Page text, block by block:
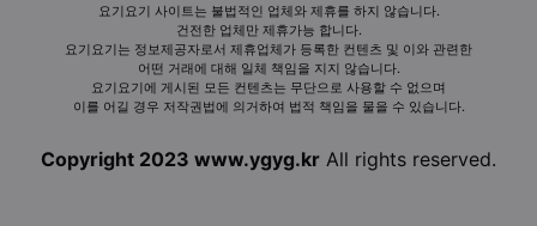
요기요기 사이트는 불법적인 업체와 제휴를 하지 않습니다.
건전한 업체만 제휴가능 합니다.
요기요기는 정보제공자로서 제휴업체가 등록한 컨텐츠 및 이와 관련한
어떤 거래에 대해 일체 책임을 지지 않습니다.
요기요기에 게시된 모든 컨텐츠는 무단으로 사용할 수 없으며
이를 어길 경우 저작권법에 의거하여 법적 책임을 물을 수 있습니다.
Copyright 2023 www.ygyg.kr All rights reserved.